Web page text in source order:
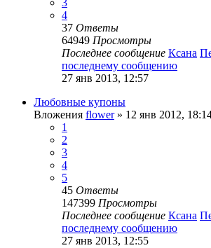
4
37 Ответы
64949 Просмотры
Последнее сообщение Ксана
последнему сообщению
27 янв 2013, 12:57
Любовные купоны
Вложения flower» 12 янв 2012,
1
2
3
4
5
45 Ответы
147399 Просмотры
Последнее сообщение Ксана
последнему сообщению
27 янв 2013, 12:55